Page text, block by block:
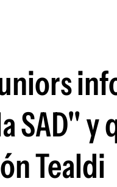
SAD" y
Tealdi